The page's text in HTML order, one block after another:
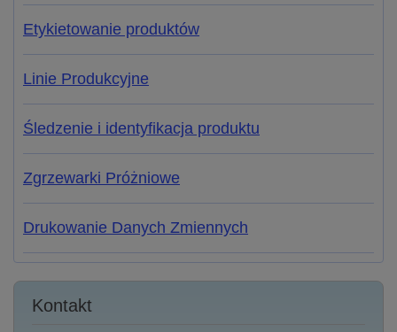
Etykietowanie produktów
Linie Produkcyjne
Śledzenie i identyfikacja produktu
Zgrzewarki Próżniowe
Drukowanie Danych Zmiennych
Kontakt